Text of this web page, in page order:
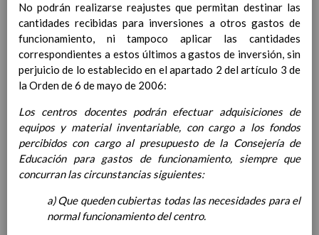
ContribuciÃ³n del Ã¡rea a
las competencias clave
ConcreciÃ³n curricular
para la etapa. Perfiles de
Ã¡rea y de competencias
Ãrea de EducaciÃ³n ArtÃ­stica
ContribuciÃ³n del Ã¡rea a
las competencias clave
ConcreciÃ³n curricular
para la etapa. Perfiles de
Ã¡rea y de
competencias
En revisiÃ³n
Ãrea de EducaciÃ³n para la
No podrán realizarse reajustes que permitan destinar las
cantidades recibidas para inversiones a otros gastos de
funcionamiento, ni tampoco aplicar las cantidades
correspondientes a estos últimos a gastos de inversión, sin
perjuicio de lo establecido en el apartado 2 del artículo 3 de
la Orden de 6 de mayo de 2006:
Los centros docentes podrán efectuar adquisiciones de
equipos y material inventariable, con cargo a los fondos
percibidos con cargo al presupuesto de la Consejería de
Educación para gastos de funcionamiento, siempre que
concurran las circunstancias siguientes:
a) Que queden cubiertas todas las necesidades para el
normal funcionamiento del centro.